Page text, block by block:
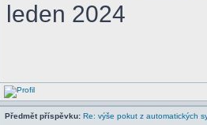
leden 2024
Předmět příspěvku: Re: výše pokut z automatických